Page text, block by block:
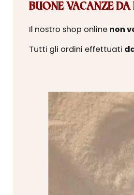
BUONE VACANZE
Il nostro shop online non
Tutti gli ordini effettuati